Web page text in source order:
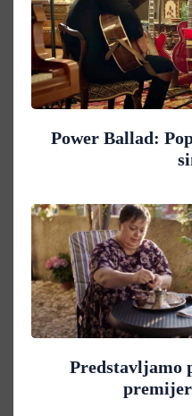
Power Ballad:
Predstavljamo